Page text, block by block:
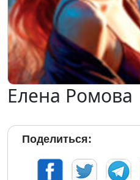
Елена Ромова
Поделиться: